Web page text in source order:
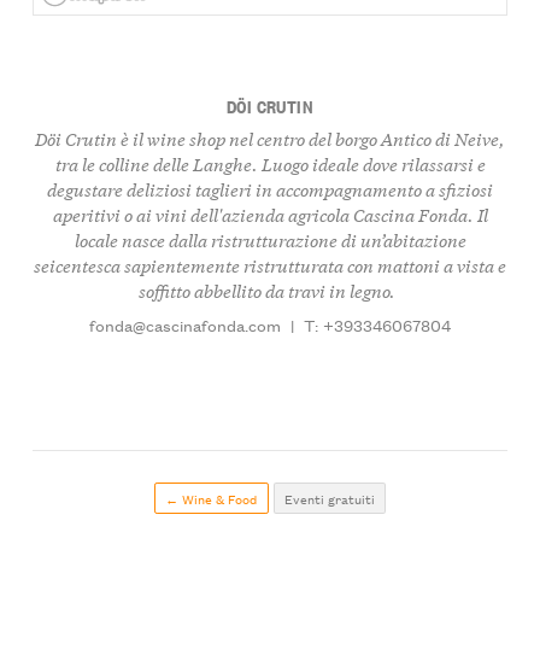
DÖI CRUTIN
Döi Crutin è il wine shop nel centro del borgo Antico di Neive,
tra le colline delle Langhe. Luogo ideale dove rilassarsi e
degustare deliziosi taglieri in accompagnamento a sfiziosi
aperitivi o ai vini dell'azienda agricola Cascina Fonda. Il
locale nasce dalla ristrutturazione di un’abitazione
seicentesca sapientemente ristrutturata con mattoni a vista e
soffitto abbellito da travi in legno.
fonda@cascinafonda.com | T: +393346067804
← Wine & Food Eventi gratuiti